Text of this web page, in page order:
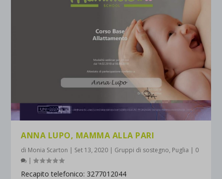
ANNA LUPO, MAMMA ALLA PARI
di Monia Scarton | Set 13, 2020 | Gruppi di sostegno, Puglia | 0
|
Recapito telefonico: 3277012044